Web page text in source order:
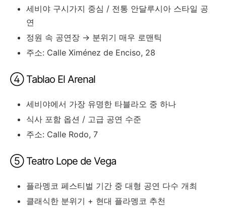
세비야 구시가지 중심 / 전통 안달루시아 스타일 공
연
정원 속 공연장 → 분위기 매우 로맨틱
주소: Calle Ximénez de Enciso, 28
④ Tablao El Arenal
세비야에서 가장 유명한 타블라오 중 하나
식사 포함 옵션 / 고급 공연 수준
주소: Calle Rodo, 7
⑤ Teatro Lope de Vega
플라멩코 페스티벌 기간 중 대형 공연 다수 개최
클래식한 분위기 + 현대 플라멩코 추천